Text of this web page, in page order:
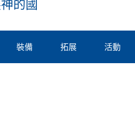
裝備 拓展 活動